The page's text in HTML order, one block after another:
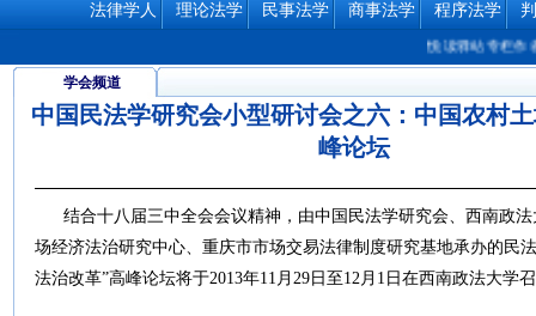
法律学人 理论法学 民事法学 商事法学 程序法学
悦读驿站专栏作者
学会频道
中国民法学研究会小型研讨会之六：中国农村
峰论坛
结合十八届三中全会会议精神，由中国民法学研究会、西南政法
场经济法治研究中心、重庆市市场交易法律制度研究基地承办的民
法治改革”高峰论坛将于2013年11月29日至12月1日在西南政法大学